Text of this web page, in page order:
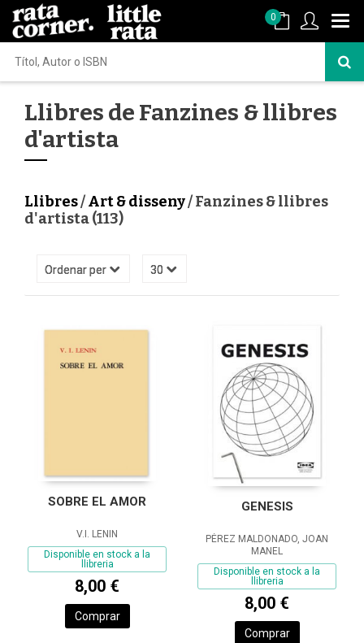
0
Llibres de Fanzines & llibres
d'artista
Llibres/Art & disseny/ Fanzines & llibres
d'artista (113)
SOBRE EL AMOR
V.I. LENIN
Disponible en stock a la
llibreria
8,00 €
Comprar
GENESIS
PÉREZ MALDONADO, JOAN
MANEL
Disponible en stock a la
llibreria
8,00 €
Comprar